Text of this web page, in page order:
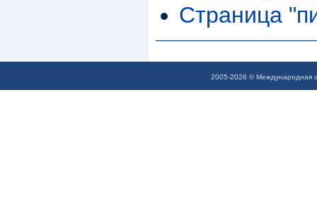
Страница
2005-2026 © Международная